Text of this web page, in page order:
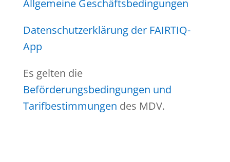
Allgemeine Geschäftsbedingungen
Datenschutzerklärung der FAIRTIQ-
App
Es gelten die
Beförderungsbedingungen und
Tarifbestimmungen des MDV.